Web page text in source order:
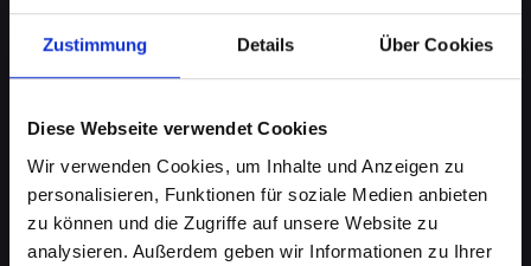
Zustimmung Details Über Cookies
Diese Webseite verwendet Cookies
Wir verwenden Cookies, um Inhalte und Anzeigen zu
personalisieren, Funktionen für soziale Medien anbieten
zu können und die Zugriffe auf unsere Website zu
analysieren. Außerdem geben wir Informationen zu Ihrer